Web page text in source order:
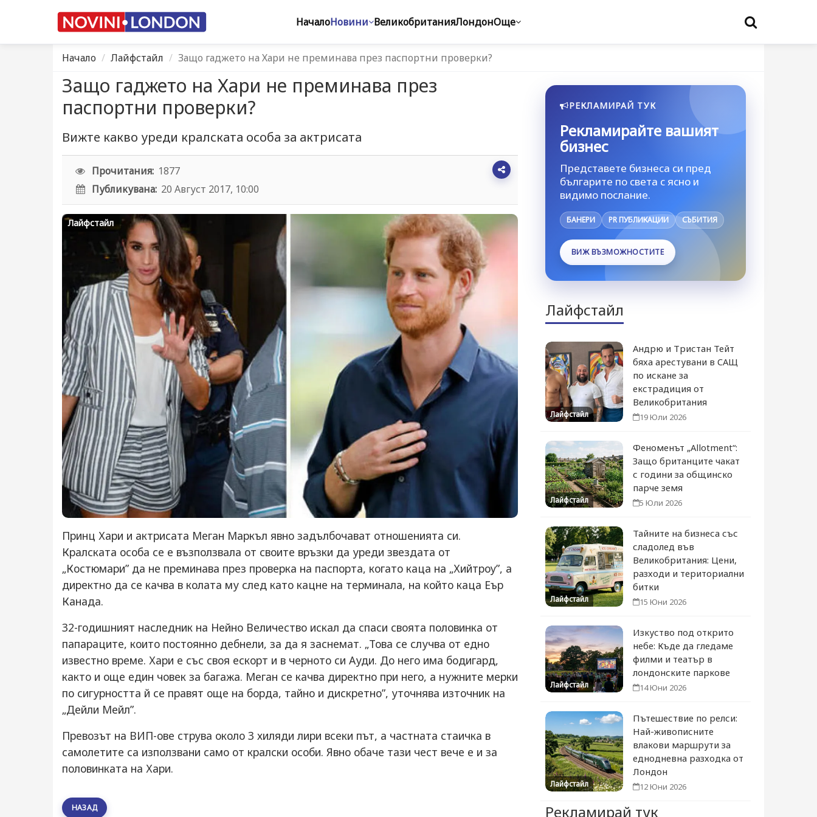
НачалоНовини ВеликобританияЛондонОще
Начало Лайфстайл Защо гаджето на Хари не преминава през паспортни проверки?
Защо гаджето на Хари не преминава през
паспортни проверки?
Вижте какво уреди кралската особа за актрисата
Прочитания: 1877
Публикувана: 20 Август 2017, 10:00
Лайфстайл
Принц Хари и актрисата Меган Маркъл явно задълбочават отношенията си.
Кралската особа се е възползвала от своите връзки да уреди звездата от
„Костюмари” да не преминава през проверка на паспорта, когато каца на „Хийтроу”, а
директно да се качва в колата му след като кацне на терминала, на който каца Еър
Канада.
32-годишният наследник на Нейно Величество искал да спаси своята половинка от
папараците, които постоянно дебнели, за да я заснемат. „Това се случва от едно
известно време. Хари е със своя ескорт и в черното си Ауди. До него има бодигард,
както и още един човек за багажа. Меган се качва директно при него, а нужните мерки
по сигурността й се правят още на борда, тайно и дискретно”, уточнява източник на
„Дейли Мейл”.
Превозът на ВИП-ове струва около 3 хиляди лири всеки път, а частната стаичка в
самолетите са използвани само от кралски особи. Явно обаче тази чест вече е и за
половинката на Хари.
НАЗАД
РЕКЛАМИРАЙ ТУК
Рекламирайте вашият
бизнес
Представете бизнеса си пред
българите по света с ясно и
видимо послание.
БАНЕРИ PR ПУБЛИКАЦИИ СЪБИТИЯ
ВИЖ ВЪЗМОЖНОСТИТЕ
Лайфстайл
Лайфстайл
Андрю и Тристан Тейт
бяха арестувани в САЩ
по искане за
екстрадиция от
Великобритания
19 Юли 2026
Лайфстайл
Феноменът „Allotment“:
Защо британците чакат
с години за общинско
парче земя
5 Юли 2026
Лайфстайл
Тайните на бизнеса със
сладолед във
Великобритания: Цени,
разходи и териториални
битки
15 Юни 2026
Лайфстайл
Изкуство под открито
небе: Къде да гледаме
филми и театър в
лондонските паркове
14 Юни 2026
Лайфстайл
Пътешествие по релси:
Най-живописните
влакови маршрути за
еднодневна разходка от
Лондон
12 Юни 2026
Рекламирай тук